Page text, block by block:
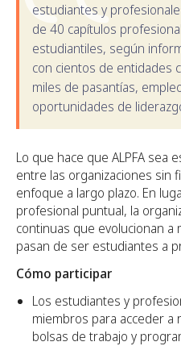
estudiantes y
de 40 capítulos
estudiantiles, según
con cientos de entidades
miles de pasantías,
oportunidades de
Lo que hace que ALPFA sea
entre las organizaciones sin
enfoque a largo plazo. En
profesional puntual, la
continuas que evolucionan
pasan de ser estudiantes a
Cómo participar
Los estudiantes y
miembros para acceder
bolsas de trabajo y